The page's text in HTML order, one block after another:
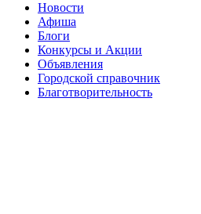
Новости
Афиша
Блоги
Конкурсы и Акции
Объявления
Городской справочник
Благотворительность